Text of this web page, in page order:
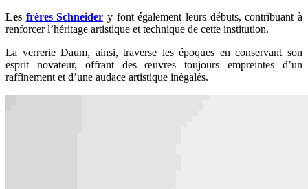
Les frères Schneider y font également leurs débuts, contribuant à
renforcer l’héritage artistique et technique de cette institution.
La verrerie Daum, ainsi, traverse les époques en conservant son
esprit novateur, offrant des œuvres toujours empreintes d’un
raffinement et d’une audace artistique inégalés.